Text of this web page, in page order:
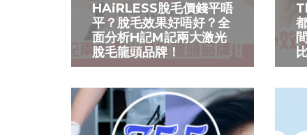
HAiRLESS脫毛價錢平唔
平？脫毛效果好唔好？全
面分析H記M記兩大激光
脫毛龍頭品牌！